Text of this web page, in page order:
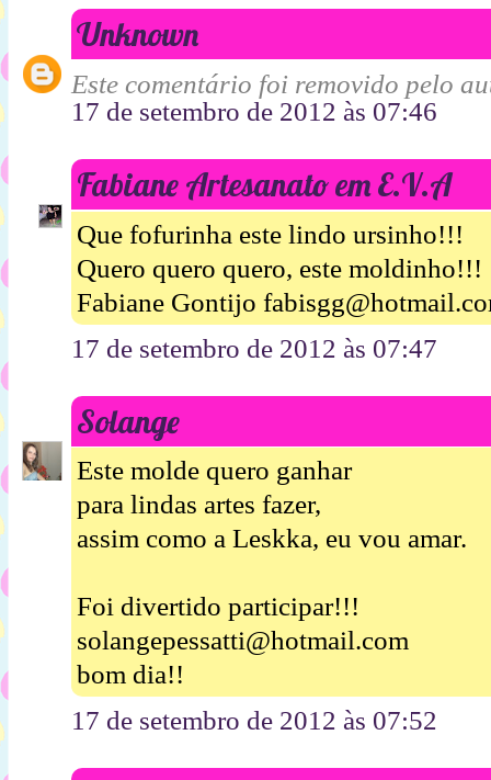
Unknown
Este comentário foi removido pelo
17 de setembro de 2012 às 07:46
Fabiane Artesanato em E.V.A
Que fofurinha este lindo ursinho!!!
Quero quero quero, este moldinho!!!
Fabiane Gontijo
17 de setembro de 2012 às 07:47
Solange
Este molde quero ganhar
para lindas artes fazer,
assim como a Leskka, eu vou amar.
Foi divertido participar!!!
solangepessatti@hotmail.com
bom dia!!
17 de setembro de 2012 às 07:52